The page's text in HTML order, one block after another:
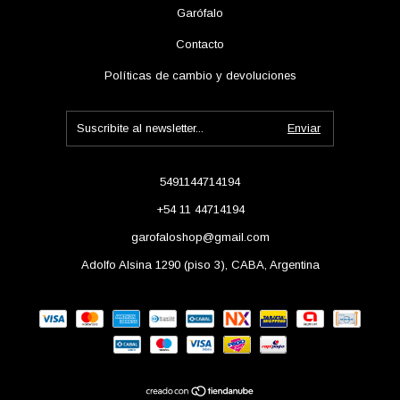
Garófalo
Contacto
Políticas de cambio y devoluciones
5491144714194
+54 11 44714194
garofaloshop@gmail.com
Adolfo Alsina 1290 (piso 3), CABA, Argentina